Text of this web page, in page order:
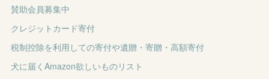
賛助会員募集中
クレジットカード寄付
税制控除を利用しての寄付や遺贈・寄贈・高額寄付
犬に届くAmazon欲しいものリスト